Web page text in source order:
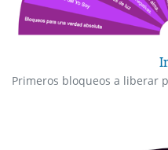
Primeros bloqueos a liberar